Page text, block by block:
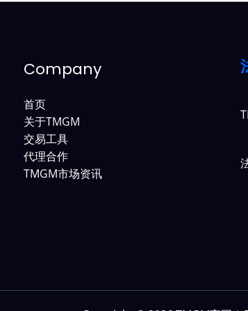
Company
首页
关于TMGM
交易工具
代理合作
TMGM市场资讯